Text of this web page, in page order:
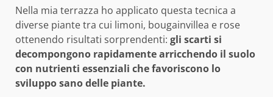
Nella mia terrazza ho applicato questa tecnica a
diverse piante tra cui limoni, bougainvillea e rose
ottenendo risultati sorprendenti: gli scarti si
decompongono rapidamente arricchendo il suolo
con nutrienti essenziali che favoriscono lo
sviluppo sano delle piante.